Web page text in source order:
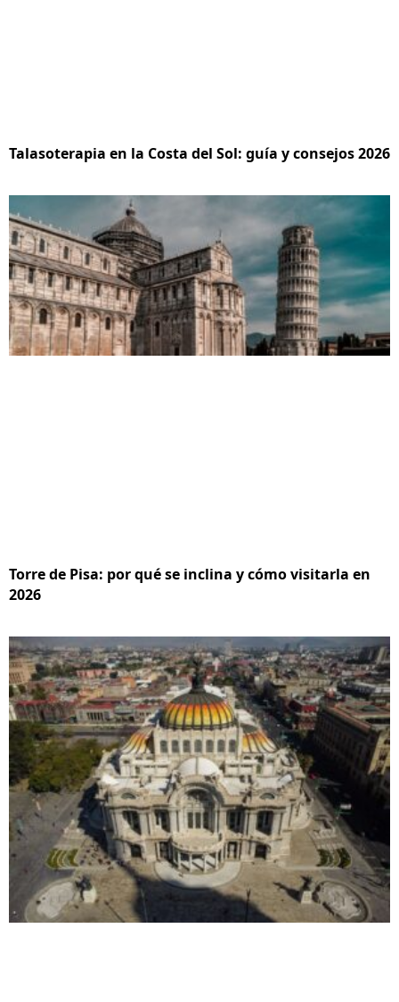
Talasoterapia en la Costa del Sol: guía y consejos 2026
Torre de Pisa: por qué se inclina y cómo visitarla en
2026